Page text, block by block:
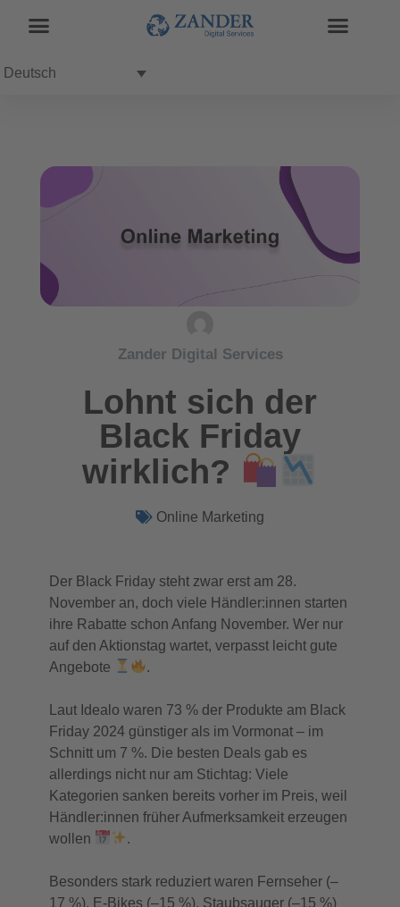
Deutsch
Zander Digital Services
Lohnt sich der
Black Friday
wirklich?
Online Marketing
Der Black Friday steht zwar erst am 28.
November an, doch viele Händler:innen starten
ihre Rabatte schon Anfang November. Wer nur
auf den Aktionstag wartet, verpasst leicht gute
Angebote
.
Laut Idealo waren 73 % der Produkte am Black
Friday 2024 günstiger als im Vormonat – im
Schnitt um 7 %. Die besten Deals gab es
allerdings nicht nur am Stichtag: Viele
Kategorien sanken bereits vorher im Preis, weil
Händler:innen früher Aufmerksamkeit erzeugen
wollen
.
Besonders stark reduziert waren Fernseher (–
17 %), E-Bikes (–15 %), Staubsauger (–15 %)